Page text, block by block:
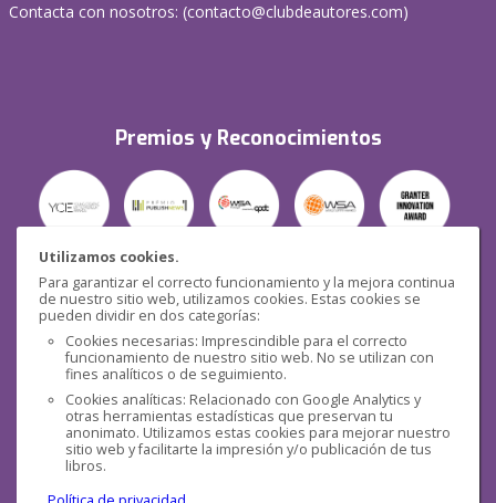
Utilizamos cookies.
Para garantizar el correcto funcionamiento y la mejora continua
de nuestro sitio web, utilizamos cookies. Estas cookies se
pueden dividir en dos categorías:
Cookies necesarias: Imprescindible para el correcto
funcionamiento de nuestro sitio web. No se utilizan con
fines analíticos o de seguimiento.
Cookies analíticas: Relacionado con Google Analytics y
otras herramientas estadísticas que preservan tu
anonimato. Utilizamos estas cookies para mejorar nuestro
sitio web y facilitarte la impresión y/o publicación de tus
libros.
Contacta con nosotros: (contacto@clubdeautores.com)
Premios y Reconocimientos
Seguridad
Redes sociales